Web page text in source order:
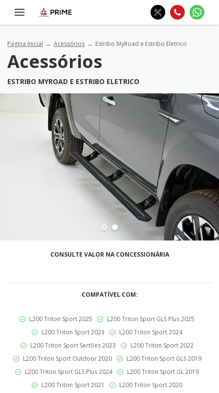
Página Inicial Acessórios Estribo MyRoad e Estribo Eletrico
Acessórios
ESTRIBO MYROAD E ESTRIBO ELETRICO
CONSULTE VALOR NA CONCESSIONÁRIA
COMPATÍVEL COM:
L200 Triton Sport 2025
L200 Triton Sport GLS Plus 2025
L200 Triton Sport 2023
L200 Triton Sport 2024
L200 Triton Sport Sertões 2023
L200 Triton Sport 2022
L200 Triton Sport Outdoor 2020
L200 Triton Sport GLS 2019
L200 Triton Sport GLS Plus 2024
L200 Triton Sport GL 2019
L200 Triton Sport 2021
L200 Triton Sport 2020